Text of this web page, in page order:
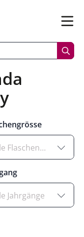
Menü
Alle Flaschengrössen
Jahrgänge